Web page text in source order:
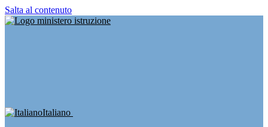
Salta al contenuto
Italiano